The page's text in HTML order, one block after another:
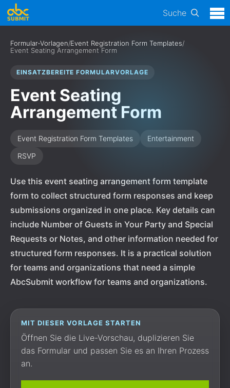
Suche
Formular-Vorlagen/Event Registration Form Templates/
Event Seating Arrangement Form
EINSATZBEREITE FORMULARVORLAGE
Event Seating
Arrangement Form
Event Registration Form Templates
Entertainment
RSVP
Use this event seating arrangement form template
form to collect structured form responses and keep
submissions organized in one place. Key details can
include Number of Guests in Your Party and Special
Requests or Notes, and other information needed for
structured form responses. It is a practical solution
for teams and organizations that need a simple
AbcSubmit workflow for teams and organizations.
MIT DIESER VORLAGE STARTEN
Öffnen Sie die Live-Vorschau, duplizieren Sie
das Formular und passen Sie es an Ihren Prozess
an.